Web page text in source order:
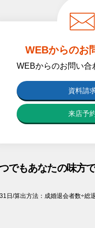
WEBからのお
WEBからのお問い合
資料請
来店予
でもあなたの味方で
日/算出方法：成婚退会者数÷総